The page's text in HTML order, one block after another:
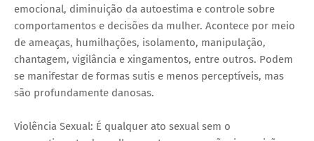
emocional, diminuição da autoestima e controle sobre
comportamentos e decisões da mulher. Acontece por meio
de ameaças, humilhações, isolamento, manipulação,
chantagem, vigilância e xingamentos, entre outros. Podem
se manifestar de formas sutis e menos perceptíveis, mas
são profundamente danosas.
Violência Sexual: É qualquer ato sexual sem o